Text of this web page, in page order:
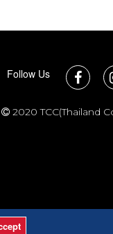
Follow Us
2020 TCC(Thailand